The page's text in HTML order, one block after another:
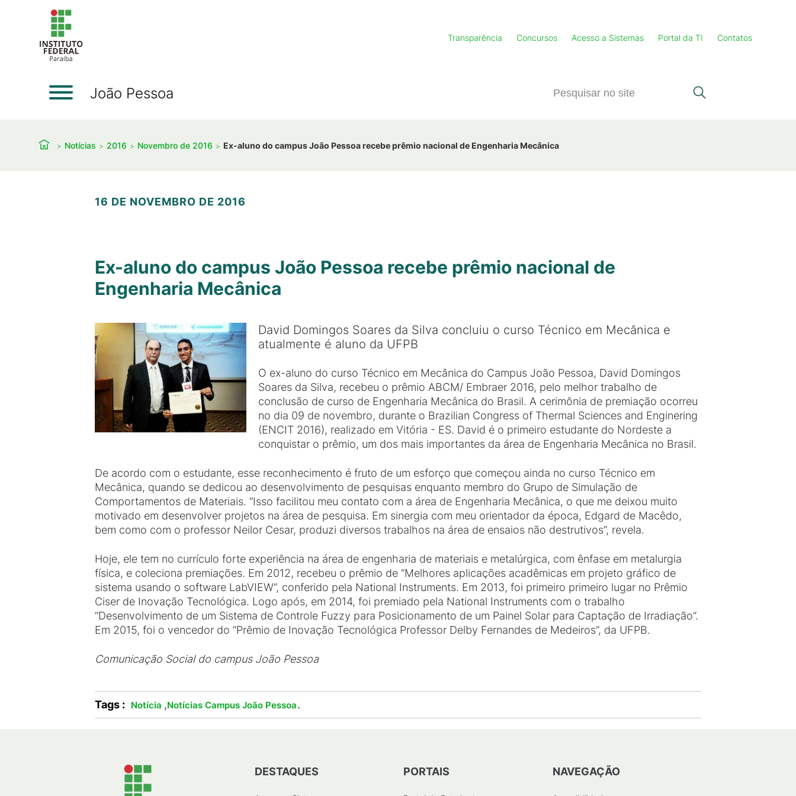
Transparência Concursos Acesso a Sistemas Portal da TI Contatos
João Pessoa
Notícias 2016 Novembro de 2016 Ex-aluno do campus João Pessoa recebe prêmio nacional de Engenharia Mecânica
16 DE NOVEMBRO DE 2016
Ex-aluno do campus João Pessoa recebe prêmio nacional de
Engenharia Mecânica
David Domingos Soares da Silva concluiu o curso Técnico em Mecânica e
atualmente é aluno da UFPB
O ex-aluno do curso Técnico em Mecânica do Campus João Pessoa, David Domingos
Soares da Silva, recebeu o prêmio ABCM/ Embraer 2016, pelo melhor trabalho de
conclusão de curso de Engenharia Mecânica do Brasil. A cerimônia de premiação ocorreu
no dia 09 de novembro, durante o Brazilian Congress of Thermal Sciences and Enginering
(ENCIT 2016), realizado em Vitória - ES. David é o primeiro estudante do Nordeste a
conquistar o prêmio, um dos mais importantes da área de Engenharia Mecânica no Brasil.
De acordo com o estudante, esse reconhecimento é fruto de um esforço que começou ainda no curso Técnico em
Mecânica, quando se dedicou ao desenvolvimento de pesquisas enquanto membro do Grupo de Simulação de
Comportamentos de Materiais. “Isso facilitou meu contato com a área de Engenharia Mecânica, o que me deixou muito
motivado em desenvolver projetos na área de pesquisa. Em sinergia com meu orientador da época, Edgard de Macêdo,
bem como com o professor Neilor Cesar, produzi diversos trabalhos na área de ensaios não destrutivos”, revela.
Hoje, ele tem no currículo forte experiência na área de engenharia de materiais e metalúrgica, com ênfase em metalurgia
física, e coleciona premiações. Em 2012, recebeu o prêmio de “Melhores aplicações acadêmicas em projeto gráfico de
sistema usando o software LabVIEW”, conferido pela National Instruments. Em 2013, foi primeiro primeiro lugar no Prêmio
Ciser de Inovação Tecnológica. Logo após, em 2014, foi premiado pela National Instruments com o trabalho
“Desenvolvimento de um Sistema de Controle Fuzzy para Posicionamento de um Painel Solar para Captação de Irradiação”.
Em 2015, foi o vencedor do “Prêmio de Inovação Tecnológica Professor Delby Fernandes de Medeiros”, da UFPB.
Comunicação Social do campus João Pessoa
Tags : Notícia ,Notícias Campus João Pessoa.
DESTAQUES PORTAIS NAVEGAÇÃO